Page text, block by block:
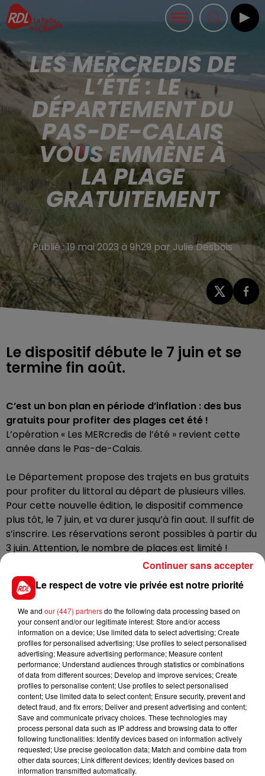
LES MERCREDIS DE
L’ÉTÉ : LE
DÉPARTEMENT DU
PAS-DE-CALAIS
VOUS EMMÈNE À
LA PLAGE
GRATUITEMENT
Publié : 19 mai 2023 à 9h29 par Julie Desbois
Le dispositif débute le 7 juin et se
termine fin août.
C’est un bon plan en période d’inflation : des bus
gratuits pour profiter des plages cet été !
L’opération « Les MERcredis de l’été » revient cette
année dans le Pas-de-Calais.
Le Département propose des trajets en bus gratuits
pour profiter du littoral au départ de plusieurs villes.
Pour cette nouvelle édition, le dispositif commence
plus tôt, le 7 juin, et va durer jusqu’à fin aout. Il suffit de
s’inscrire. Les réservations seront possibles à partir du
3 juin. Attention, le nombre de places est limité !
L’occasion de profiter du sable à moindre coût,
notamment pour les personnes non-véhiculées ou qui
n’ont pas la chance de partir en vacances.
Renseignements sur le site du Département :
pasdecalais.fr.
FIL D'ACTUS
Le respect de votre vie privée est notre priorité
We and our (447) partnersdo the following data processing based on
your consent and/or our legitimate interest: Store and/or access
information on a device; Use limited data to select advertising; Create
profiles for personalised advertising; Use profiles to select personalised
advertising; Measure advertising performance; Measure content
performance; Understand audiences through statistics or combinations
of data from different sources; Develop and improve services; Create
profiles to personalise content; Use profiles to select personalised
content; Use limited data to select content; Ensure security, prevent and
detect fraud, and fix errors; Deliver and present advertising and content;
Save and communicate privacy choices. These technologies may
process personal data such as IP address and browsing data to offer
following functionalities: Identify devices based on information actively
requested; Use precise geolocation data; Match and combine data from
other data sources; Link different devices; Identify devices based on
information transmitted automatically.
Continuer sans accepter